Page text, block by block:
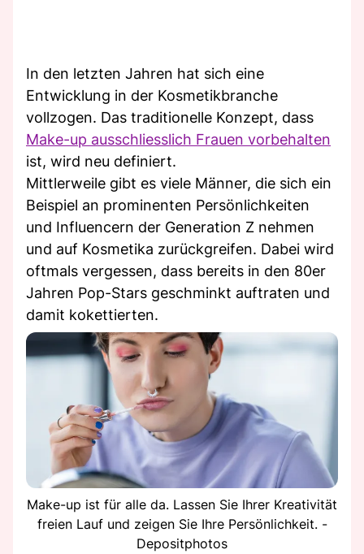
In den letzten Jahren hat sich eine
Entwicklung in der Kosmetikbranche
vollzogen. Das traditionelle Konzept, dass
Make-up ausschliesslich Frauen vorbehalten
ist, wird neu definiert.
Mittlerweile gibt es viele Männer, die sich ein
Beispiel an prominenten Persönlichkeiten
und Influencern der Generation Z nehmen
und auf Kosmetika zurückgreifen. Dabei wird
oftmals vergessen, dass bereits in den 80er
Jahren Pop-Stars geschminkt auftraten und
damit kokettierten.
Make-up ist für alle da. Lassen Sie Ihrer Kreativität
freien Lauf und zeigen Sie Ihre Persönlichkeit. -
Depositphotos